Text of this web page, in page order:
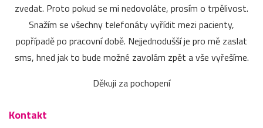
zvedat. Proto pokud se mi nedovoláte, prosím o trpělivost.
Snažím se všechny telefonáty vyřídit mezi pacienty,
popřípadě po pracovní době. Nejjednodušší je pro mě zaslat
sms, hned jak to bude možné zavolám zpět a vše vyřešíme.
Děkuji za pochopení
Kontakt